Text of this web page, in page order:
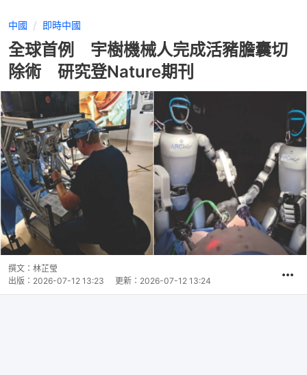
中國 即時中國
全球首例 宇樹機械人完成活豬膽囊切
除術 研究登Nature期刊
撰文： 林芷瑩
出版： 2026-07-12 13:23 更新： 2026-07-12 13:24